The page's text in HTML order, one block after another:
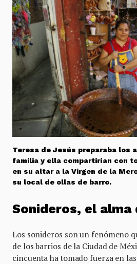
Teresa de Jesús preparaba los
familia y ella compartirían con
en su altar a la Virgen de la
su local de ollas de barro.
Sonideros, el
Los sonideros son un fenómeno
de los barrios de la Ciudad de
cincuenta ha tomado fuerza en